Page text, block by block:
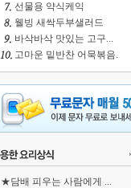
선물용 약식케익
웰빙 새싹두부샐러드
바삭바삭 맛있는 고구...
고마운 밑반찬 어묵볶음.
★담배 피우는 사람에게 ...